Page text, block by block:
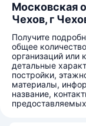
Московская
Чехов, г
Получите
общее
организаций или
детальные
постройки,
материалы,
название,